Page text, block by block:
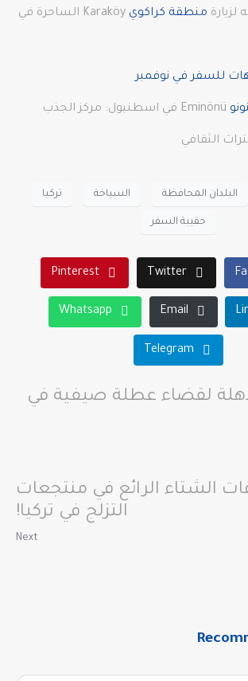
لزيارة منطقة كراكوي Karaköy الساحرة في
للسفر في نوفمبر
Eminönü في اسطنبول: مركز الجذب
الثقافي
البلدان المحافظة السياخة تركيا
حقيبة السفر
Twitter
Pinterest
Email
Whatsapp
Telegram
لقضاء عطلة صيفية في
الشتاء الرائع في منتجعات
التزلج في تركيا!
Next